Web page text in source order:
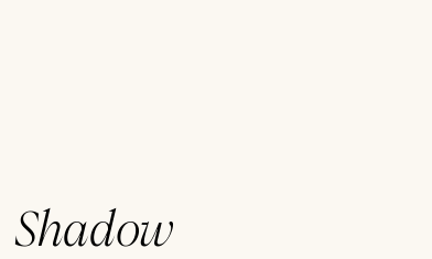
Shadow